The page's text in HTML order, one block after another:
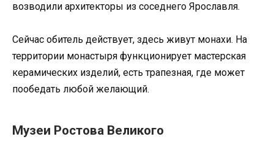
возводили архитекторы из соседнего Ярославля.
Сейчас обитель действует, здесь живут монахи. На
территории монастыря функционирует мастерская
керамических изделий, есть трапезная, где может
пообедать любой желающий.
Музеи Ростова Великого